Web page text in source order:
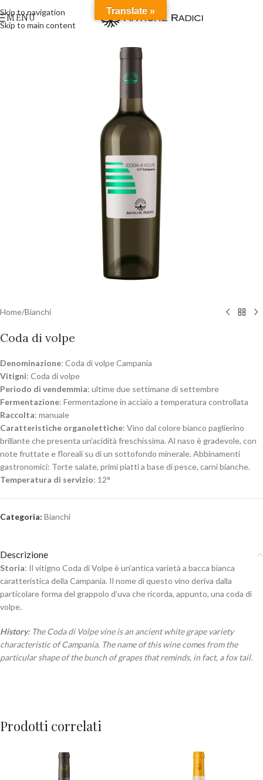
Skip to navigation
Skip to main content
MENU
Home/Bianchi
Coda di volpe
Denominazione: Coda di volpe Campania
Vitigni: Coda di volpe
Periodo di vendemmia: ultime due settimane di settembre
Fermentazione: Fermentazione in acciaio a temperatura controllata
Raccolta: manuale
Caratteristiche organolettiche: Vino dal colore bianco paglierino
brillante che presenta un’acidità freschissima. Al naso è gradevole, con
note fruttate e floreali su di un sottofondo minerale. Abbinamenti
gastronomici: Torte salate, primi piatti a base di pesce, carni bianche.
Temperatura di servizio: 12°
Categoria: Bianchi
Descrizione
Storia: Il vitigno Coda di Volpe è un’antica varietà a bacca bianca
caratteristica della Campania. Il nome di questo vino deriva dalla
particolare forma del grappolo d’uva che ricorda, appunto, una coda di
volpe.
History: The Coda di Volpe vine is an ancient white grape variety
characteristic of Campania. The name of this wine comes from the
particular shape of the bunch of grapes that reminds, in fact, a fox tail.
Prodotti correlati
Translate »